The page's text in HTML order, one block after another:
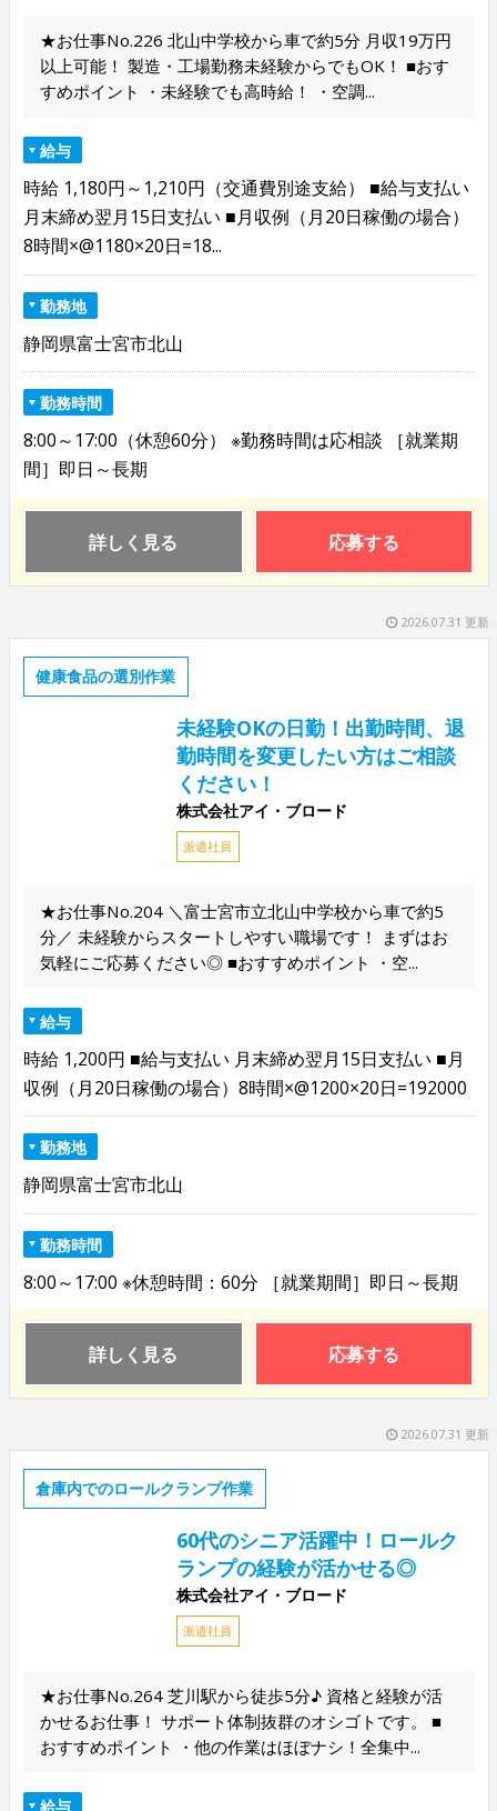
★お仕事No.226 北山中学校から車で約5分 月収19万円
以上可能！ 製造・工場勤務未経験からでもOK！ ■おす
すめポイント ・未経験でも高時給！ ・空調...
給与
時給 1,180円～1,210円（交通費別途支給） ■給与支払い
月末締め翌月15日支払い ■月収例（月20日稼働の場合）
8時間×@1180×20日=18...
勤務地
静岡県富士宮市北山
勤務時間
8:00～17:00（休憩60分） ※勤務時間は応相談 ［就業期
間］即日～長期
詳しく見る 応募する
2026.07.31 更新
健康食品の選別作業
未経験OKの日勤！出勤時間、退
勤時間を変更したい方はご相談
ください！
株式会社アイ・ブロード
派遣社員
★お仕事No.204 ＼富士宮市立北山中学校から車で約5
分／ 未経験からスタートしやすい職場です！ まずはお
気軽にご応募ください◎ ■おすすめポイント ・空...
給与
時給 1,200円 ■給与支払い 月末締め翌月15日支払い ■月
収例（月20日稼働の場合）8時間×@1200×20日=192000
勤務地
静岡県富士宮市北山
勤務時間
8:00～17:00 ※休憩時間：60分 ［就業期間］即日～長期
詳しく見る 応募する
2026.07.31 更新
倉庫内でのロールクランプ作業
60代のシニア活躍中！ロールク
ランプの経験が活かせる◎
株式会社アイ・ブロード
派遣社員
★お仕事No.264 芝川駅から徒歩5分♪ 資格と経験が活
かせるお仕事！ サポート体制抜群のオシゴトです。 ■
おすすめポイント ・他の作業はほぼナシ！全集中...
給与